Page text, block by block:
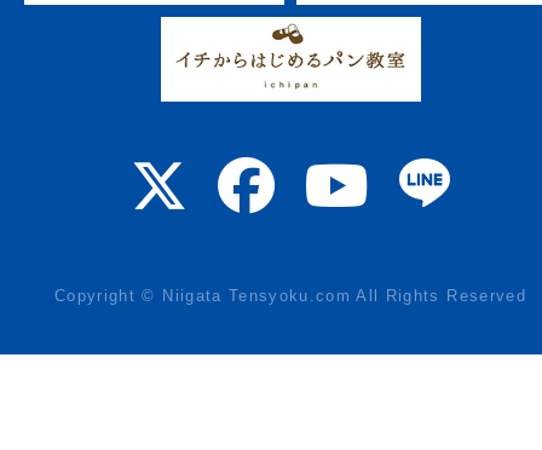
Copyright © Niigata Tensyoku.com All Rights Reserved